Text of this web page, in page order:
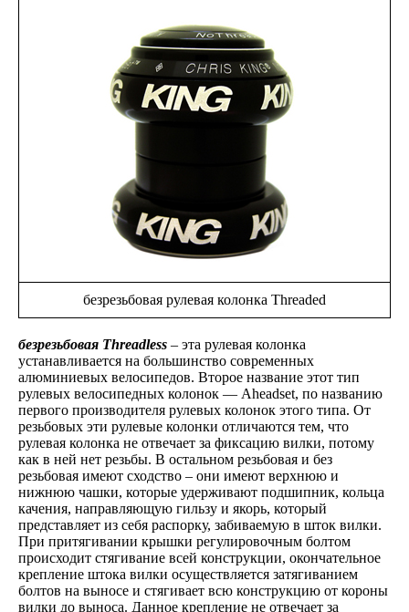
безрезьбовая рулевая колонка Threaded
безрезьбовая Threadless – эта рулевая колонка
устанавливается на большинство современных
алюминиевых велосипедов. Второе название этот тип
рулевых велосипедных колонок — Aheadset, по названию
первого производителя рулевых колонок этого типа. От
резьбовых эти рулевые колонки отличаются тем, что
рулевая колонка не отвечает за фиксацию вилки, потому
как в ней нет резьбы. В остальном резьбовая и без
резьбовая имеют сходство – они имеют верхнюю и
нижнюю чашки, которые удерживают подшипник, кольца
качения, направляющую гильзу и якорь, который
представляет из себя распорку, забиваемую в шток вилки.
При притягивании крышки регулировочным болтом
происходит стягивание всей конструкции, окончательное
крепление штока вилки осуществляется затягиванием
болтов на выносе и стягивает всю конструкцию от короны
вилки до выноса. Данное крепление не отвечает за